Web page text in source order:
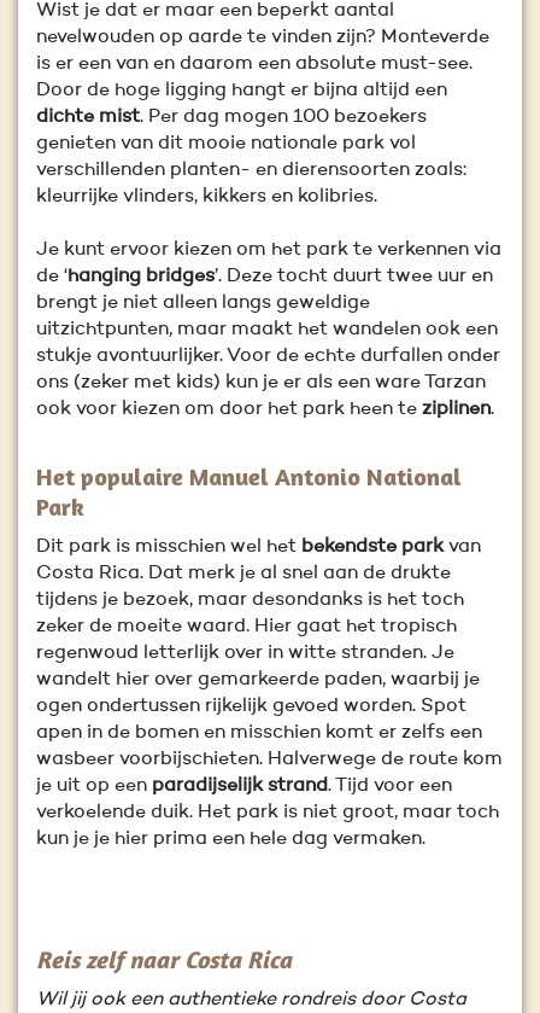
Wist je dat er maar een beperkt aantal
nevelwouden op aarde te vinden zijn? Monteverde
is er een van en daarom een absolute must-see.
Door de hoge ligging hangt er bijna altijd een
dichte mist. Per dag mogen 100 bezoekers
genieten van dit mooie nationale park vol
verschillenden planten- en dierensoorten zoals:
kleurrijke vlinders, kikkers en kolibries.
Je kunt ervoor kiezen om het park te verkennen via
de ‘hanging bridges’. Deze tocht duurt twee uur en
brengt je niet alleen langs geweldige
uitzichtpunten, maar maakt het wandelen ook een
stukje avontuurlijker. Voor de echte durfallen onder
ons (zeker met kids) kun je er als een ware Tarzan
ook voor kiezen om door het park heen te ziplinen.
Het populaire Manuel Antonio National
Park
Dit park is misschien wel het bekendste parkvan
Costa Rica. Dat merk je al snel aan de drukte
tijdens je bezoek, maar desondanks is het toch
zeker de moeite waard. Hier gaat het tropisch
regenwoud letterlijk over in witte stranden. Je
wandelt hier over gemarkeerde paden, waarbij je
ogen ondertussen rijkelijk gevoed worden. Spot
apen in de bomen en misschien komt er zelfs een
wasbeer voorbijschieten. Halverwege de route kom
je uit op een paradijselijk strand. Tijd voor een
verkoelende duik. Het park is niet groot, maar toch
kun je je hier prima een hele dag vermaken.
Reis zelf naar Costa Rica
Wil jij ook een authentieke rondreis door Costa